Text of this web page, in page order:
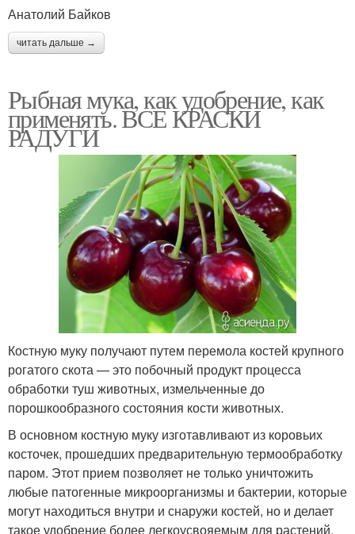
Анатолий Байков
читать дальше →
Рыбная мука, как удобрение, как
применять. ВСЕ КРАСКИ
РАДУГИ
Костную муку получают путем перемола костей крупного
рогатого скота — это побочный продукт процесса
обработки туш животных, измельченные до
порошкообразного состояния кости животных.
В основном костную муку изготавливают из коровьих
косточек, прошедших предварительную термообработку
паром. Этот прием позволяет не только уничтожить
любые патогенные микроорганизмы и бактерии, которые
могут находиться внутри и снаружи костей, но и делает
такое удобрение более легкоусвояемым для растений.